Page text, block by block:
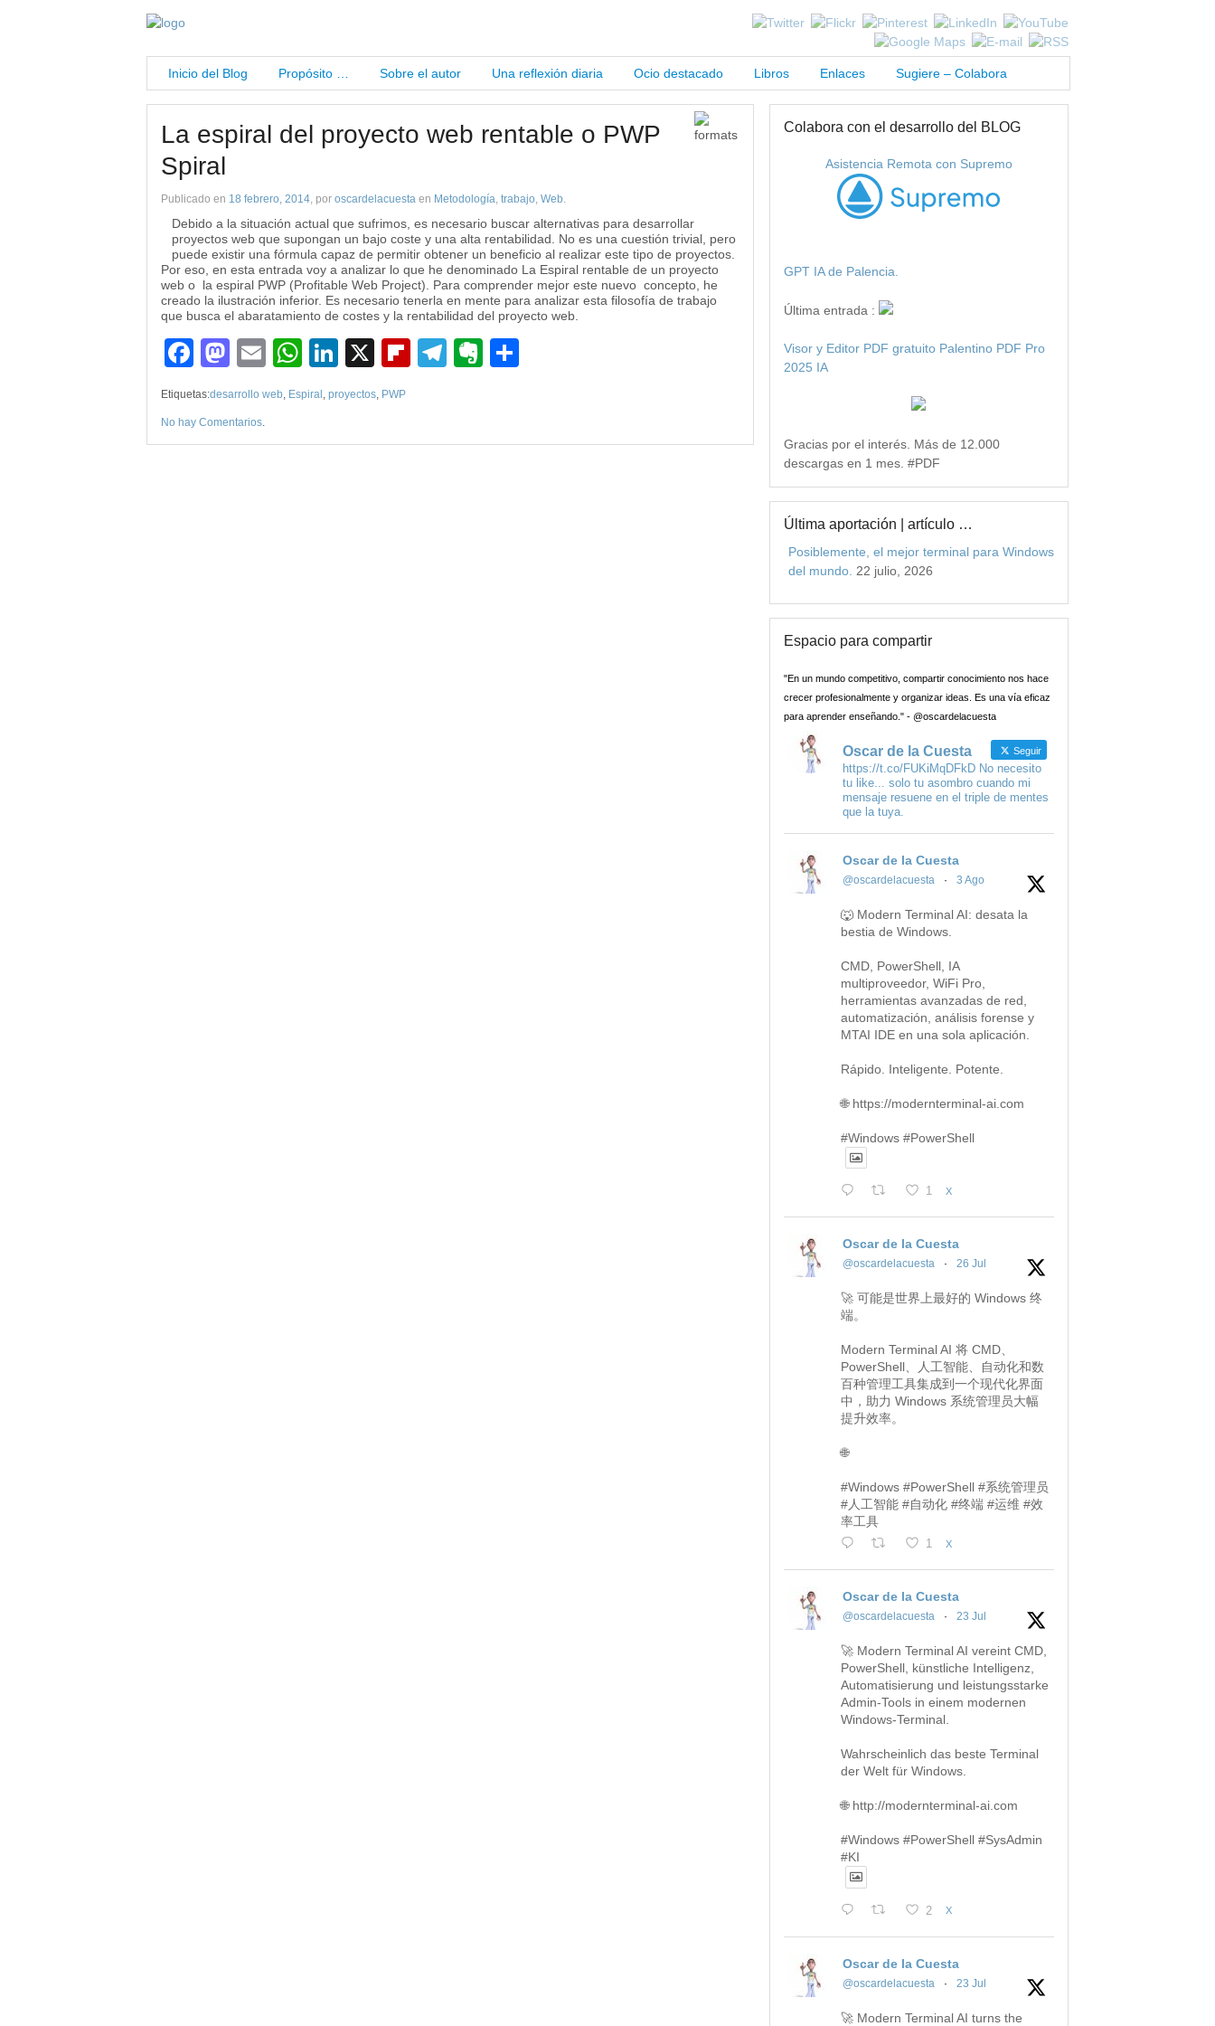
Inicio del Blog Propósito … Sobre el autor Una reflexión diaria Ocio destacado Libros Enlaces Sugiere – Colabora
La espiral del proyecto web rentable o PWP
Spiral
Publicado en 18 febrero, 2014, por oscardelacuesta en Metodología, trabajo, Web.
Debido a la situación actual que sufrimos, es necesario buscar alternativas para desarrollar
proyectos web que supongan un bajo coste y una alta rentabilidad. No es una cuestión trivial, pero
puede existir una fórmula capaz de permitir obtener un beneficio al realizar este tipo de proyectos.
Por eso, en esta entrada voy a analizar lo que he denominado La Espiral rentable de un proyecto
web o la espiral PWP (Profitable Web Project). Para comprender mejor este nuevo concepto, he
creado la ilustración inferior. Es necesario tenerla en mente para analizar esta filosofía de trabajo
que busca el abaratamiento de costes y la rentabilidad del proyecto web.
Facebook
Mastodon
EmailWhatsApp
LinkedIn
X Flipboard
Telegram
Evernote
Etiquetas:desarrollo web, Espiral , proyectos, PWP
No hay Comentarios.
Colabora con el desarrollo del BLOG
Asistencia Remota con Supremo
GPT IA de Palencia.
Última entrada :
Visor y Editor PDF gratuito Palentino PDF Pro
2025 IA
Gracias por el interés. Más de 12.000
descargas en 1 mes. #PDF
Última aportación | artículo …
Posiblemente, el mejor terminal para Windows
del mundo. 22 julio, 2026
Espacio para compartir
"En un mundo competitivo, compartir conocimiento nos hace
crecer profesionalmente y organizar ideas. Es una vía eficaz
para aprender enseñando." - @oscardelacuesta
Oscar de la Cuesta Seguir
https://t.co/FUKiMqDFkD No necesito
tu like... solo tu asombro cuando mi
mensaje resuene en el triple de mentes
que la tuya.
Oscar de la Cuesta
@oscardelacuesta · 3 Ago
🐺 Modern Terminal AI: desata la
bestia de Windows.
CMD, PowerShell, IA
multiproveedor, WiFi Pro,
herramientas avanzadas de red,
automatización, análisis forense y
MTAI IDE en una sola aplicación.
Rápido. Inteligente. Potente.
🌐 https://modernterminal-ai.com
#Windows #PowerShell
1 X
Oscar de la Cuesta
@oscardelacuesta · 26 Jul
🚀 可能是世界上最好的 Windows 终
端。
Modern Terminal AI 将 CMD、
PowerShell、人工智能、自动化和数
百种管理工具集成到一个现代化界面
中，助力 Windows 系统管理员大幅
提升效率。
🌐
#Windows #PowerShell #系统管理员
#人工智能 #自动化 #终端 #运维 #效
率工具
1 X
Oscar de la Cuesta
@oscardelacuesta · 23 Jul
🚀 Modern Terminal AI vereint CMD,
PowerShell, künstliche Intelligenz,
Automatisierung und leistungsstarke
Admin-Tools in einem modernen
Windows-Terminal.
Wahrscheinlich das beste Terminal
der Welt für Windows.
🌐 http://modernterminal-ai.com
#Windows #PowerShell #SysAdmin
#KI
2 X
Oscar de la Cuesta
@oscardelacuesta · 23 Jul
🚀 Modern Terminal AI turns the